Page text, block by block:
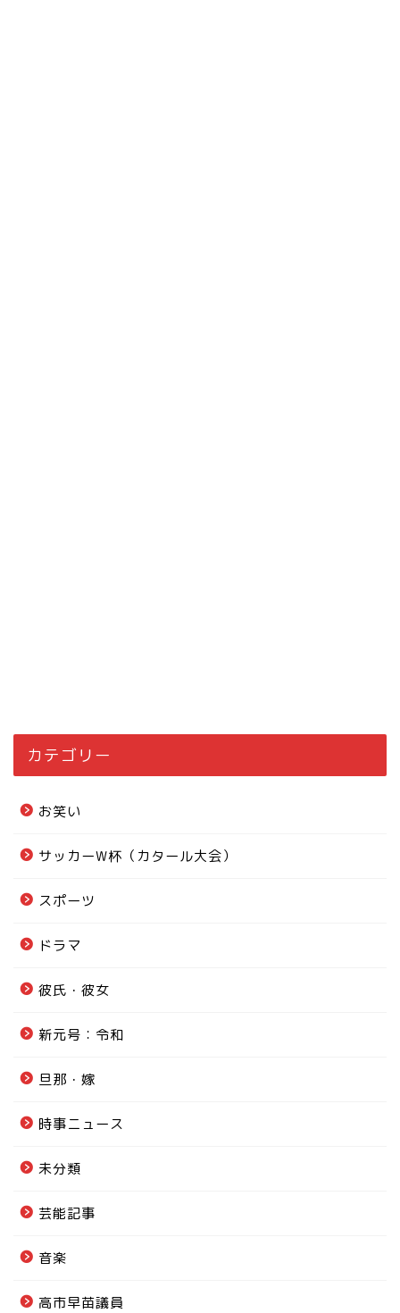
カテゴリー
お笑い
サッカーW杯（カタール大会）
スポーツ
ドラマ
彼氏・彼女
新元号：令和
旦那・嫁
時事ニュース
未分類
芸能記事
音楽
高市早苗議員